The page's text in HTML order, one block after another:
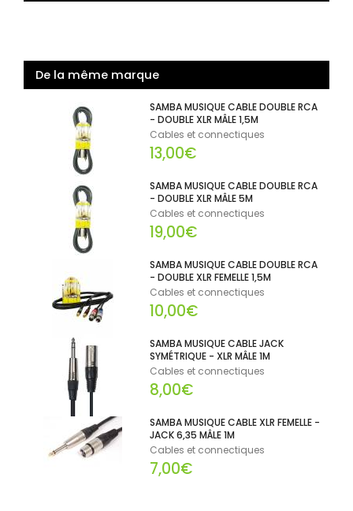
De la même marque
SAMBA MUSIQUE CABLE DOUBLE RCA
- DOUBLE XLR MÂLE 1,5M
Cables et connectiques
13,00€
SAMBA MUSIQUE CABLE DOUBLE RCA
- DOUBLE XLR MÂLE 5M
Cables et connectiques
19,00€
SAMBA MUSIQUE CABLE DOUBLE RCA
- DOUBLE XLR FEMELLE 1,5M
Cables et connectiques
10,00€
SAMBA MUSIQUE CABLE JACK
SYMÉTRIQUE - XLR MÂLE 1M
Cables et connectiques
8,00€
SAMBA MUSIQUE CABLE XLR FEMELLE -
JACK 6,35 MÂLE 1M
Cables et connectiques
7,00€